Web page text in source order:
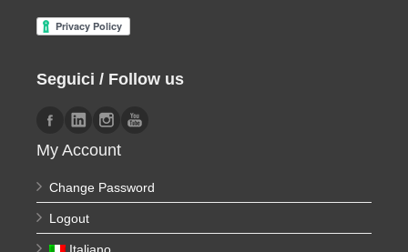
Seguici / Follow us
My Account
Change Password
Logout